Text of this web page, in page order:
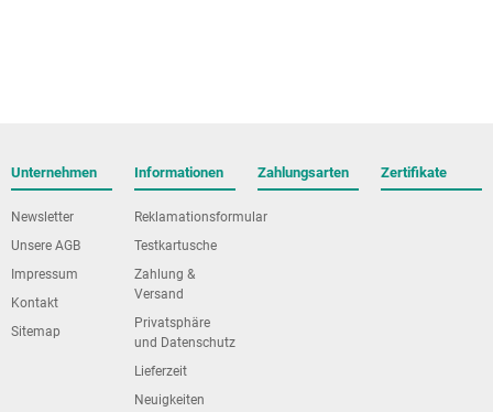
Unternehmen
Newsletter
Unsere AGB
Impressum
Kontakt
Sitemap
Informationen
Reklamationsformular
Testkartusche
Zahlung &
Versand
Privatsphäre
und Datenschutz
Lieferzeit
Neuigkeiten
Zahlungsarten Zertifikate